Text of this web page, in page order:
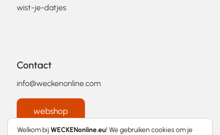
wist-je-datjes
Contact
info@weckenonline.com
webshop
Welkom bijWECKENonline.eu! We gebruiken cookies om je